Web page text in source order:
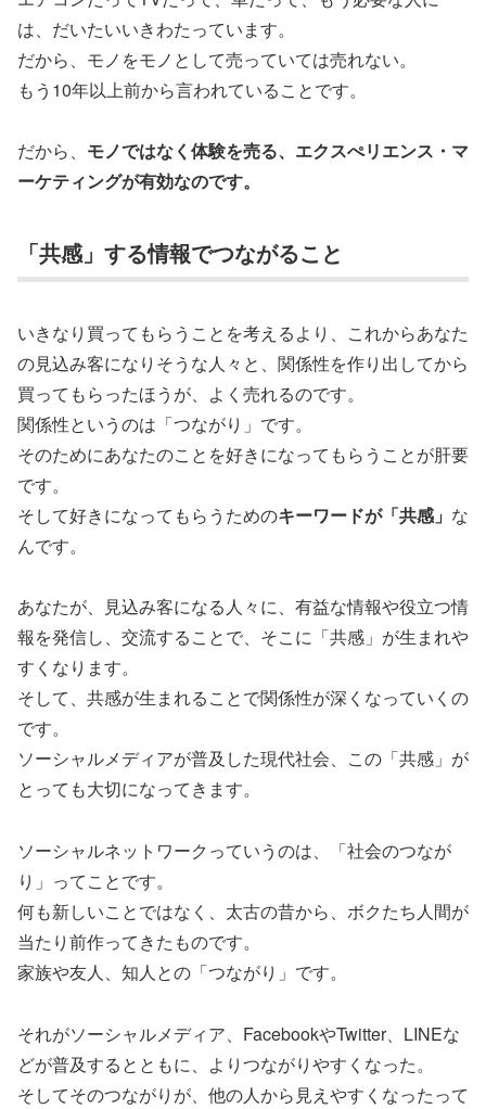
は、だいたいいきわたっています。
だから、モノをモノとして売っていては売れない。
もう10年以上前から言われていることです。
だから、 モノではなく体験を売る、エクスぺリエンス・マ
ーケティングが有効なのです。
「共感」する情報でつながること
いきなり買ってもらうことを考えるより、これからあなた
の見込み客になりそうな人々と、関係性を作り出してから
買ってもらったほうが、よく売れるのです。
関係性というのは「つながり」です。
そのためにあなたのことを好きになってもらうことが肝要
です。
そして好きになってもらうためのキーワードが「共感」 な
んです。
あなたが、見込み客になる人々に、有益な情報や役立つ情
報を発信し、交流することで、そこに「共感」が生まれや
すくなります。
そして、共感が生まれることで関係性が深くなっていくの
です。
ソーシャルメディアが普及した現代社会、この「共感」が
とっても大切になってきます。
ソーシャルネットワークっていうのは、「社会のつなが
り」ってことです。
何も新しいことではなく、太古の昔から、ボクたち人間が
当たり前作ってきたものです。
家族や友人、知人との「つながり」です。
それがソーシャルメディア、FacebookやTwitter、LINEな
どが普及するとともに、よりつながりやすくなった。
そしてそのつながりが、他の人から見えやすくなったって